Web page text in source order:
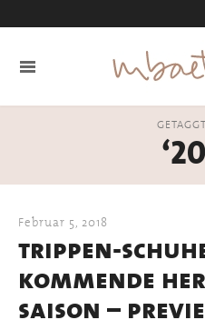
Februar 5, 2018
trippen-
kommende
saison –